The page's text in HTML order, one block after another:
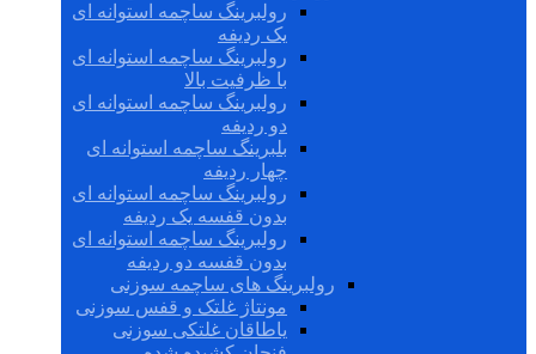
رولبرینگ ساچمه استوانه ای
یک ردیفه
رولبرینگ ساچمه استوانه ای
با ظرفیت بالا
رولبرینگ ساچمه استوانه ای
دو ردیفه
بلبرینگ ساچمه استوانه ای
چهار ردیفه
رولبرینگ ساچمه استوانه ای
بدون قفسه یک ردیفه
رولبرینگ ساچمه استوانه ای
بدون قفسه دو ردیفه
رولبرینگ های ساچمه سوزنی
مونتاژ غلتک و قفس سوزنی
یاطاقان غلتکی سوزنی